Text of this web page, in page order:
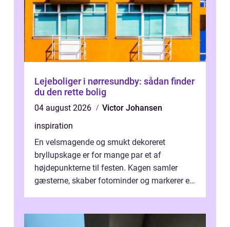
Lejeboliger i nørresundby: sådan finder
du den rette bolig
04 august 2026
Victor Johansen
inspiration
En velsmagende og smukt dekoreret
bryllupskage er for mange par et af
højdepunkterne til festen. Kagen samler
gæsterne, skaber fotominder og markerer et